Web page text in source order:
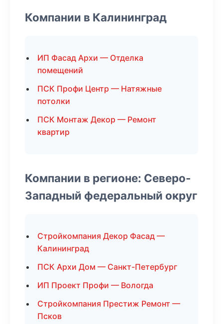
Компании в Калининград
ИП Фасад Архи — Отделка
помещений
ПСК Профи Центр — Натяжные
потолки
ПСК Монтаж Декор — Ремонт
квартир
Компании в регионе: Северо-
Западный федеральный округ
Стройкомпания Декор Фасад —
Калининград
ПСК Архи Дом — Санкт-Петербург
ИП Проект Профи — Вологда
Стройкомпания Престиж Ремонт —
Псков